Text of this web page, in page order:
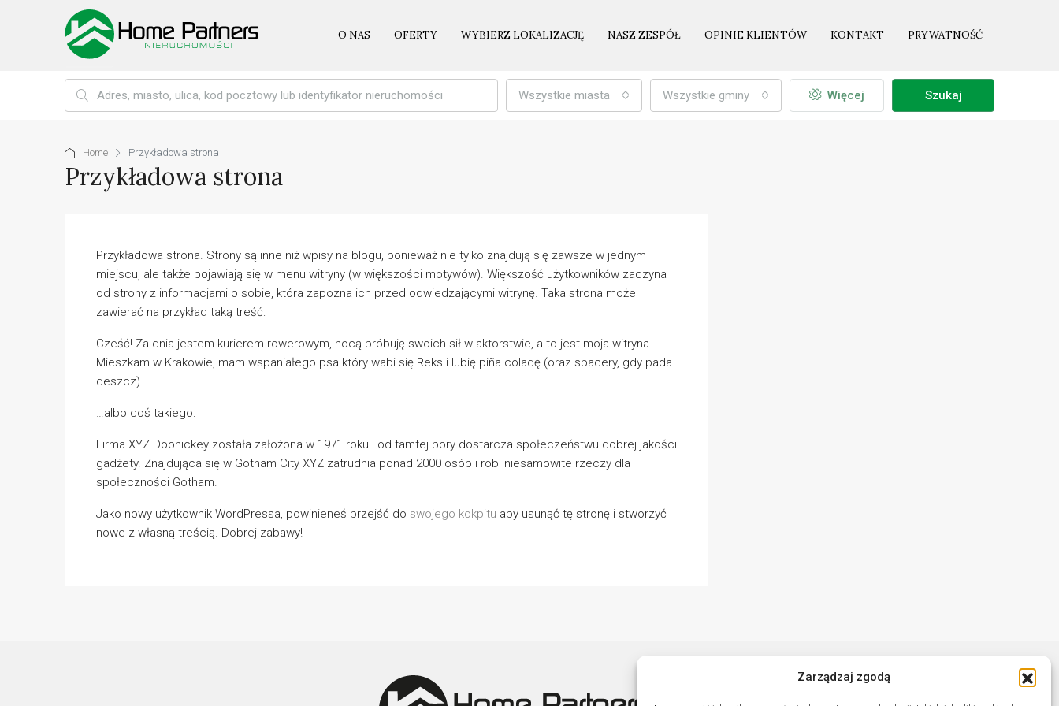
Zarządzaj zgodą
O NAS OFERTY WYBIERZ LOKALIZACJĘ NASZ ZESPÓŁ OPINIE KLIENTÓW KONTAKT PRYWATNOŚĆ
Wszystkie miasta Wszystkie gminy Więcej Szukaj
Home Przykładowa strona
Przykładowa strona
Przykładowa strona. Strony są inne niż wpisy na blogu, ponieważ nie tylko znajdują się zawsze w jednym
miejscu, ale także pojawiają się w menu witryny (w większości motywów). Większość użytkowników zaczyna
od strony z informacjami o sobie, która zapozna ich przed odwiedzającymi witrynę. Taka strona może
zawierać na przykład taką treść:
Cześć! Za dnia jestem kurierem rowerowym, nocą próbuję swoich sił w aktorstwie, a to jest moja witryna.
Mieszkam w Krakowie, mam wspaniałego psa który wabi się Reks i lubię piña coladę (oraz spacery, gdy pada
deszcz).
…albo coś takiego:
Firma XYZ Doohickey została założona w 1971 roku i od tamtej pory dostarcza społeczeństwu dobrej jakości
gadżety. Znajdująca się w Gotham City XYZ zatrudnia ponad 2000 osób i robi niesamowite rzeczy dla
społeczności Gotham.
Jako nowy użytkownik WordPressa, powinieneś przejść do swojego kokpitu aby usunąć tę stronę i stworzyć
nowe z własną treścią. Dobrej zabawy!